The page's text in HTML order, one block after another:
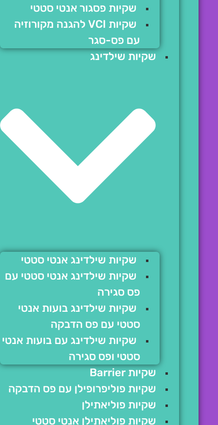
שקיות פסגור אנטי סטטי
שקיות VCI להגנה מקורוזיה
עם פס-סגר
שקיות שילדינג
שקיות שילדינג אנטי סטטי
שקיות שילדינג אנטי סטטי עם
פס סגירה
שקיות שילדינג בועות אנטי
סטטי עם פס הדבקה
שקיות שילדינג עם בועות אנטי
סטטי ופס סגירה
שקיות Barrier
שקיות פוליפרופילן עם פס הדבקה
שקיות פוליאתילן
שקיות פוליאתילן אנטי סטטי